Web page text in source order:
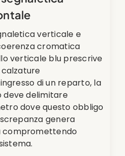
verticale e
cromatica
verticale blu prescrive
calzature
di un reparto, la
deve delimitare
dove questo obbligo
genera
compromettendo